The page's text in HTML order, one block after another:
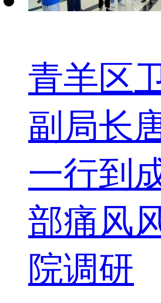
青羊区
副局长
一行到
部痛风
院调研